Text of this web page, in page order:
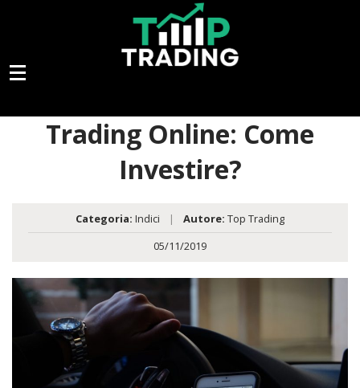
Trading Online: Come
Investire?
Categoria: Indici | Autore: Top Trading
05/11/2019